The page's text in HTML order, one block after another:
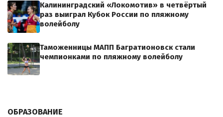
Калининградский «Локомотив» в четвёртый
раз выиграл Кубок России по пляжному
волейболу
Таможенницы МАПП Багратионовск стали
чемпионками по пляжному волейболу
ОБРАЗОВАНИЕ